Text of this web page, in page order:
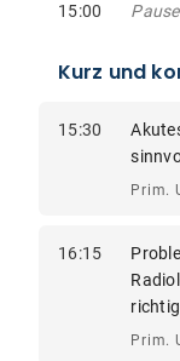
15:00 Pause
Kurz und
15:30
Prim.
16:15
Prim.